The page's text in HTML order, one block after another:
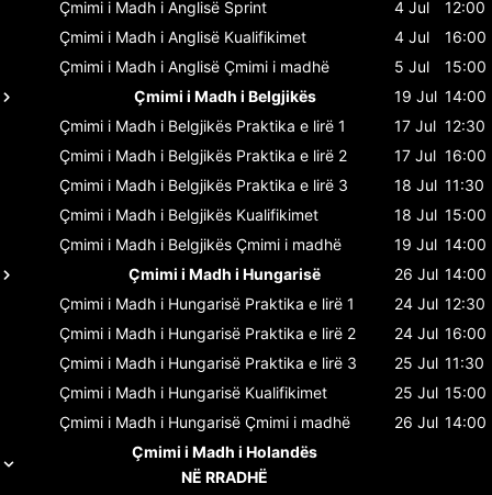
Çmimi i Madh i Anglisë Sprint 4 Jul
12:00
Çmimi i Madh i Anglisë Kualifikimet 4 Jul
16:00
Çmimi i Madh i Anglisë Çmimi i madhë 5 Jul
15:00
Çmimi i Madh i Belgjikës
19 Jul 14:00
Çmimi i Madh i Belgjikës Praktika e lirë 1 17 Jul 12:30
Çmimi i Madh i Belgjikës Praktika e lirë 2 17 Jul 16:00
Çmimi i Madh i Belgjikës Praktika e lirë 3 18 Jul 11:30
Çmimi i Madh i Belgjikës Kualifikimet 18 Jul 15:00
Çmimi i Madh i Belgjikës Çmimi i madhë 19 Jul 14:00
Çmimi i Madh i Hungarisë
26 Jul 14:00
Çmimi i Madh i Hungarisë Praktika e lirë 1 24 Jul 12:30
Çmimi i Madh i Hungarisë Praktika e lirë 2 24 Jul 16:00
Çmimi i Madh i Hungarisë Praktika e lirë 3 25 Jul 11:30
Çmimi i Madh i Hungarisë Kualifikimet 25 Jul 15:00
Çmimi i Madh i Hungarisë Çmimi i madhë 26 Jul 14:00
Çmimi i Madh i Holandës
NË RRADHË